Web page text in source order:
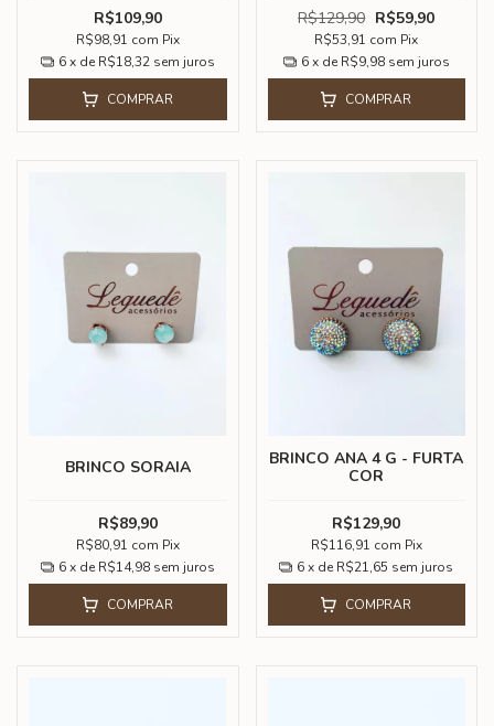
R$109,90
R$98,91 com Pix
6 x de R$18,32 sem juros
COMPRAR
R$129,90 R$59,90
R$53,91 com Pix
6 x de R$9,98 sem juros
COMPRAR
BRINCO SORAIA
R$89,90
R$80,91 com Pix
6 x de R$14,98 sem juros
COMPRAR
BRINCO ANA 4 G - FURTA
COR
R$129,90
R$116,91 com Pix
6 x de R$21,65 sem juros
COMPRAR